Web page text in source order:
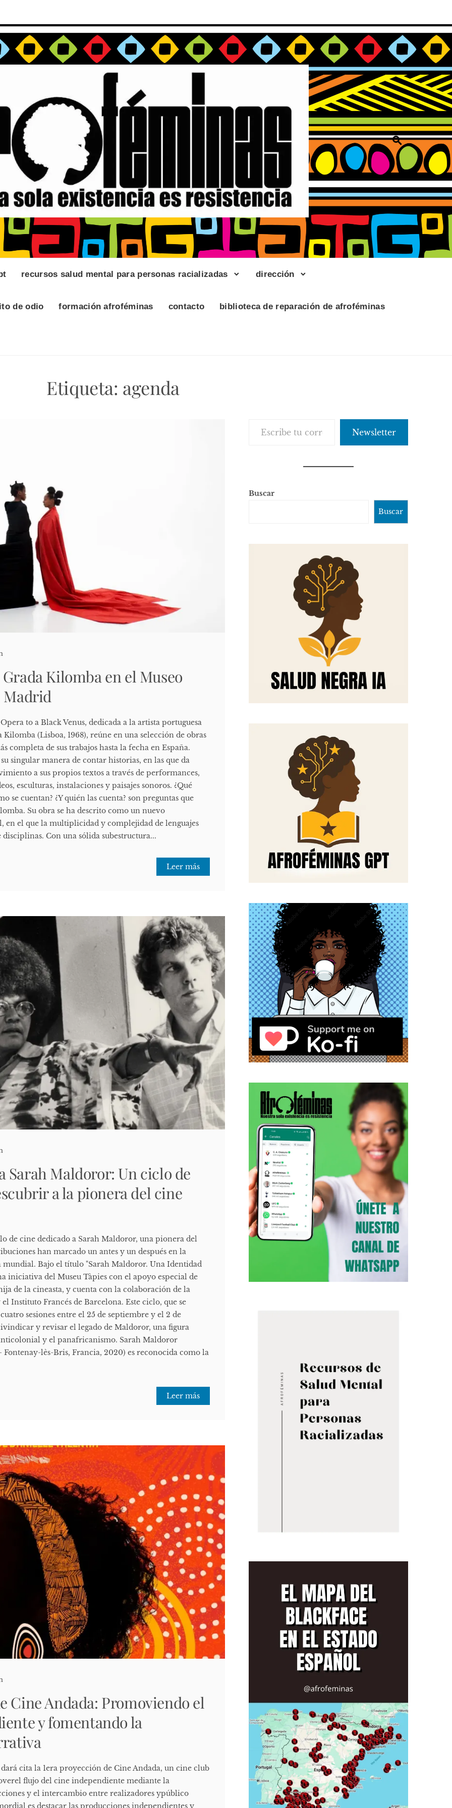
recursos salud mental para personas racializadas dirección
de odio formación afroféminas contacto biblioteca de reparación de afroféminas
Etiqueta: agenda
Kilomba en el Museo
Madrid
to a Black Venus, dedicada a la artista portuguesa
(Lisboa, 1968), reúne en una selección de obras
completa de sus trabajos hasta la fecha en España.
singular manera de contar historias, en las que da
a sus propios textos a través de performances,
esculturas, instalaciones y paisajes sonoros. ¿Qué
se cuentan? ¿Y quién las cuenta? son preguntas que
Su obra se ha descrito como un nuevo
en el que la multiplicidad y complejidad de lenguajes
Con una sólida subestructura...
Leer más
Sarah Maldoror: Un ciclo de
a la pionera del cine
de cine dedicado a Sarah Maldoror, una pionera del
han marcado un antes y un después en la
Bajo el título "Sarah Maldoror. Una Identidad
iniciativa del Museu Tàpies con el apoyo especial de
de la cineasta, y cuenta con la colaboración de la
Instituto Francés de Barcelona. Este ciclo, que se
sesiones entre el 25 de septiembre y el 2 de
y revisar el legado de Maldoror, una figura
y el panafricanismo. Sarah Maldoror
Fontenay-lès-Bris, Francia, 2020) es reconocida como la
Leer más
Cine Andada: Promoviendo el
y fomentando la
cita la 1era proyección de Cine Andada, un cine club
flujo del cine independiente mediante la
y el intercambio entre realizadores ypúblico
es destacar las producciones independientes y
Newsletter
Buscar
Buscar